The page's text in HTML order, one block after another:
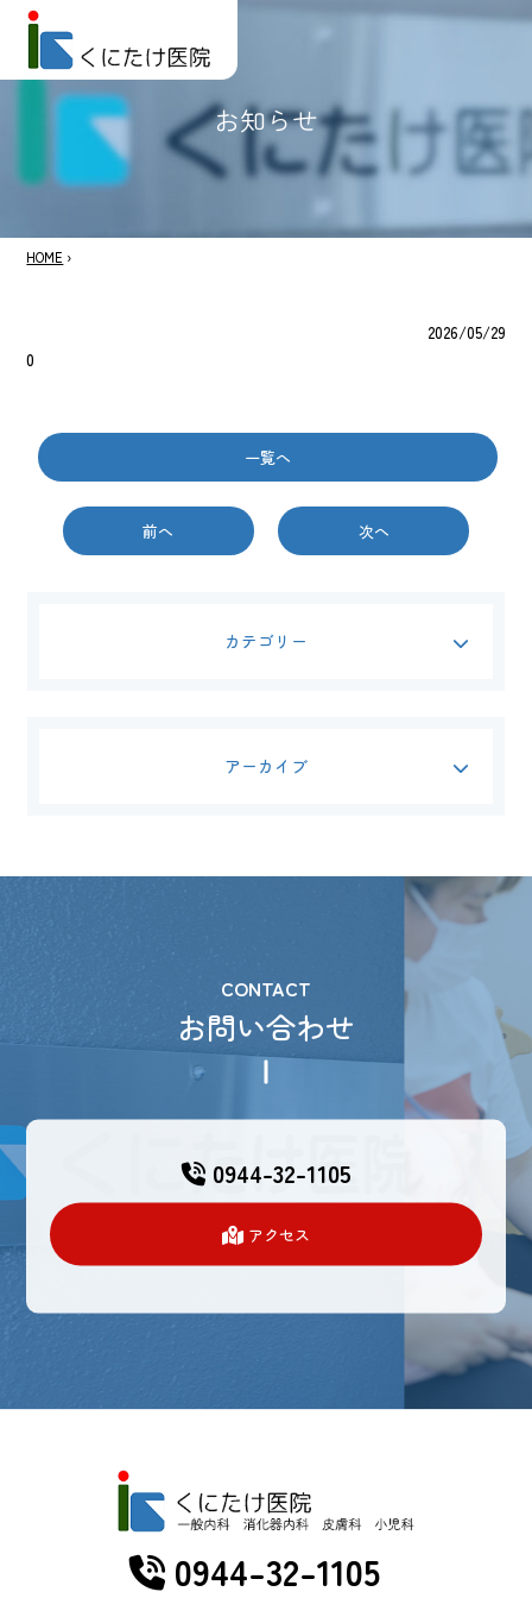
お知らせ
HOME ›
2026/05/29
0
前へ
一覧へ
次へ
カテゴリー
アーカイブ
CONTACT
お問い合わせ
0944-32-1105
アクセス
0944-32-1105